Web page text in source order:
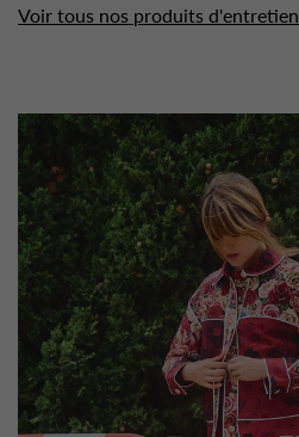
Voir tous nos produits d'entretien